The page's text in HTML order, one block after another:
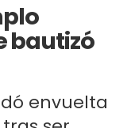
bautizó
envuelta